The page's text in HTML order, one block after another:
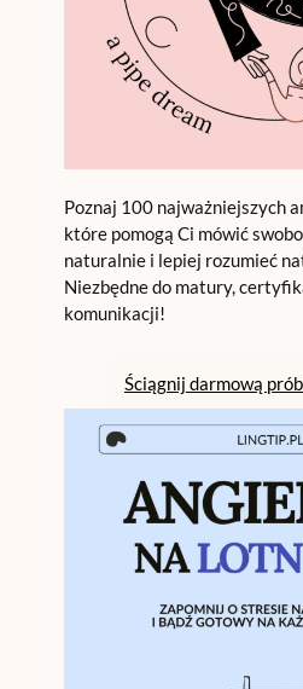
Poznaj 100 najważniejszych
które pomogą Ci mówić
naturalnie i lepiej rozumieć
Niezbędne do matury,
komunikacji!
Ściągnij darmową